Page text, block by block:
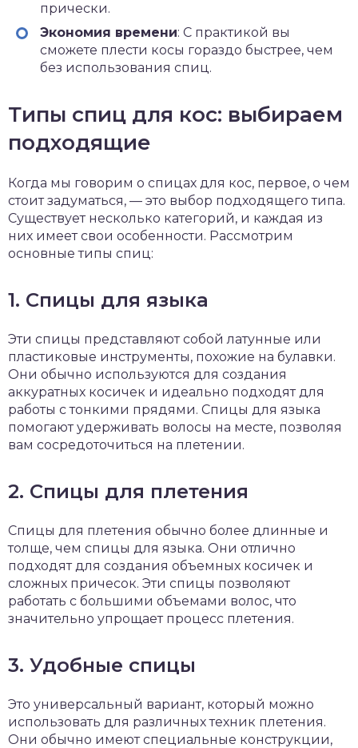
прически.
Экономия времени: С практикой вы
сможете плести косы гораздо быстрее, чем
без использования спиц.
Типы спиц для кос: выбираем
подходящие
Когда мы говорим о спицах для кос, первое, о чем
стоит задуматься, — это выбор подходящего типа.
Существует несколько категорий, и каждая из
них имеет свои особенности. Рассмотрим
основные типы спиц:
1. Спицы для языка
Эти спицы представляют собой латунные или
пластиковые инструменты, похожие на булавки.
Они обычно используются для создания
аккуратных косичек и идеально подходят для
работы с тонкими прядями. Спицы для языка
помогают удерживать волосы на месте, позволяя
вам сосредоточиться на плетении.
2. Спицы для плетения
Спицы для плетения обычно более длинные и
толще, чем спицы для языка. Они отлично
подходят для создания объемных косичек и
сложных причесок. Эти спицы позволяют
работать с большими объемами волос, что
значительно упрощает процесс плетения.
3. Удобные спицы
Это универсальный вариант, который можно
использовать для различных техник плетения.
Они обычно имеют специальные конструкции,